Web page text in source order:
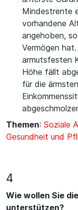
Mindestrente
vorhandene
angehoben,
Vermögen
armutsfesten
Höhe fällt
für die
Themen: Soziale
Gesundheit und
4
Wie wollen Sie
unterstützen?